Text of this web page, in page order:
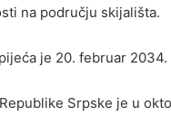
na području skijališta.
je 20. februar 2034.
Srpske je u